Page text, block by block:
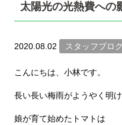
太陽光の光熱費への
2020.08.02 スタッフブロ
こんにちは、小林です。
長い長い梅雨がようやく明け
娘が育て始めたトマトは